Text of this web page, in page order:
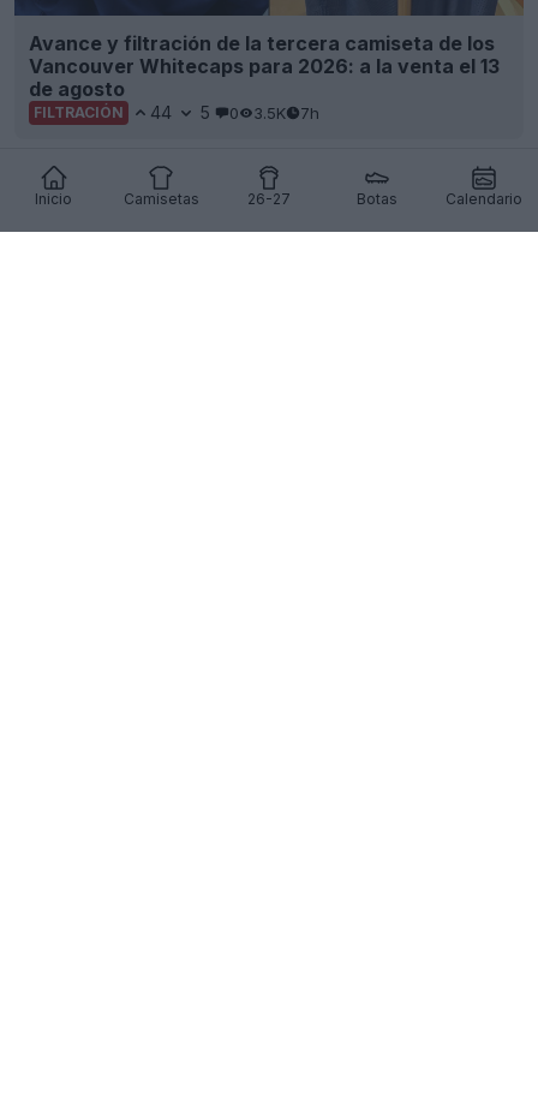
Inicio Camisetas 26-27 Botas Calendario
Avance y filtración de la tercera camiseta de los
Vancouver Whitecaps para 2026: a la venta el 13
de agosto
FILTRACIÓN 44 5 0 3.5K 7h